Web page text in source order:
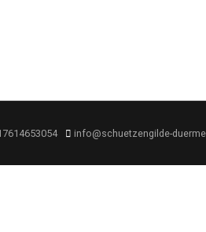
info@schuetzengilde-